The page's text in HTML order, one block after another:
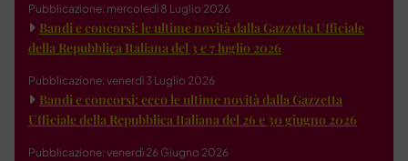
Pubblicazione: mercoledì 8 Luglio 2026
Bandi e concorsi: le ultime novità dalla Gazzetta Ufficiale
della Repubblica Italiana del 3 e 7 luglio 2026
Pubblicazione: venerdì 3 Luglio 2026
Bandi e concorsi: ecco le ultime novità dalla Gazzetta
Ufficiale della Repubblica Italiana del 26 e 30 giugno 2026
Pubblicazione: venerdì 26 Giugno 2026